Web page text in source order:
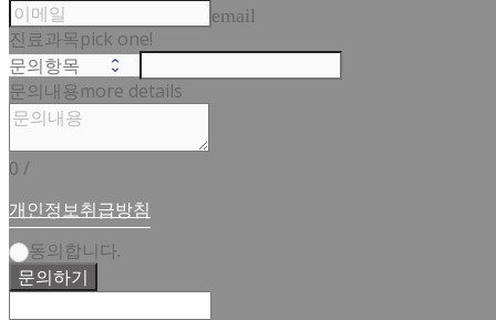
email
진료과목pick one!
문의내용more details
0 /
개인정보취급방침
동의합니다.
문의하기